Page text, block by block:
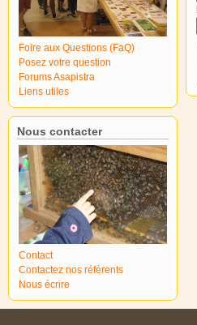
Foire aux Questions (FaQ)
Posez votre question
Forums Asapistra
Liens utiles
Nous contacter
Contact
Contactez nos référents
Nous écrire